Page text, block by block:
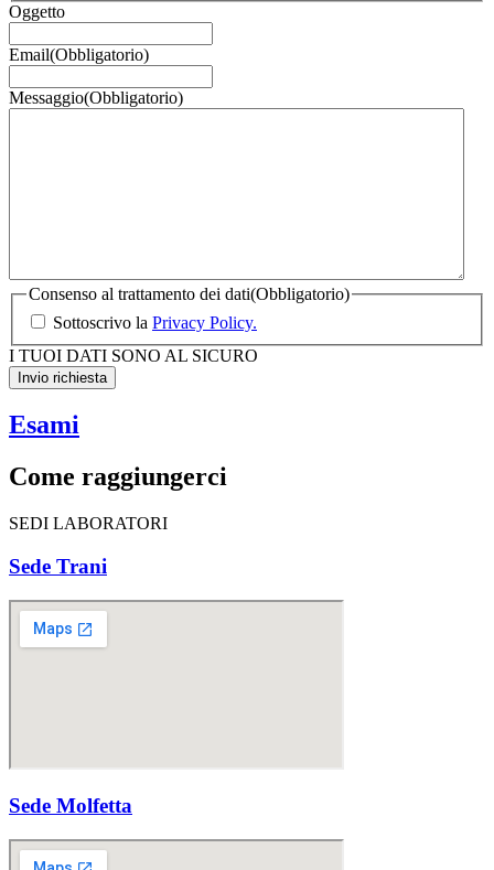
Oggetto
Email(Obbligatorio)
Messaggio(Obbligatorio)
Consenso al trattamento dei dati(Obbligatorio)
Sottoscrivo la Privacy Policy.
I TUOI DATI SONO AL SICURO
Esami
Come raggiungerci
SEDI LABORATORI
Sede Trani
Sede Molfetta